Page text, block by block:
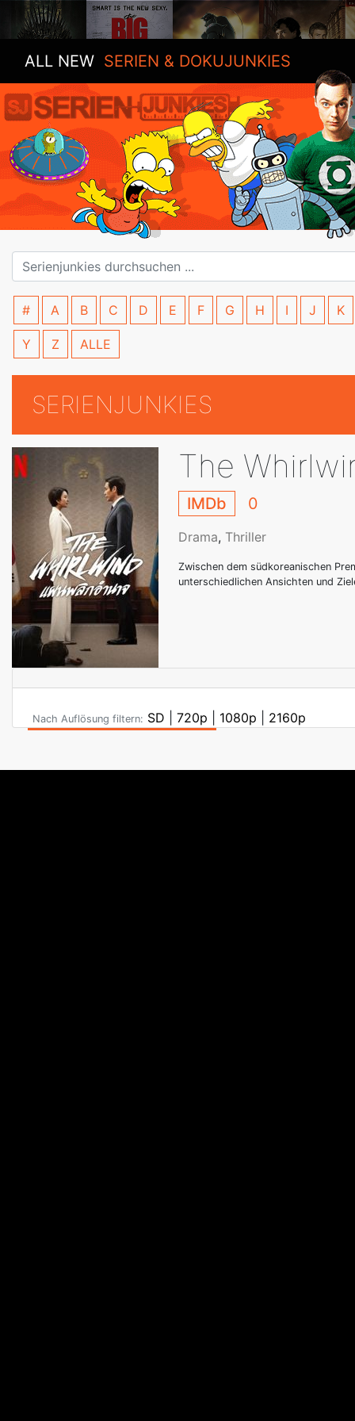
ALL NEW SERIEN & DOKUJUNKIES
# A B C D E F G H I J K
Y Z ALLE
SERIENJUNKIES
The
IMDb 0
Drama, Thriller
Zwischen dem südkoreanischen
unterschiedlichen Ansichten und
Nach Auflösung filtern: SD 720p 1080p 2160p